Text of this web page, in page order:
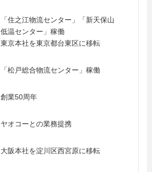
「住之江物流センター」「新天保山
低温センター」稼働
東京本社を東京都台東区に移転
「松戸総合物流センター」稼働
創業50周年
ヤオコーとの業務提携
大阪本社を淀川区西宮原に移転